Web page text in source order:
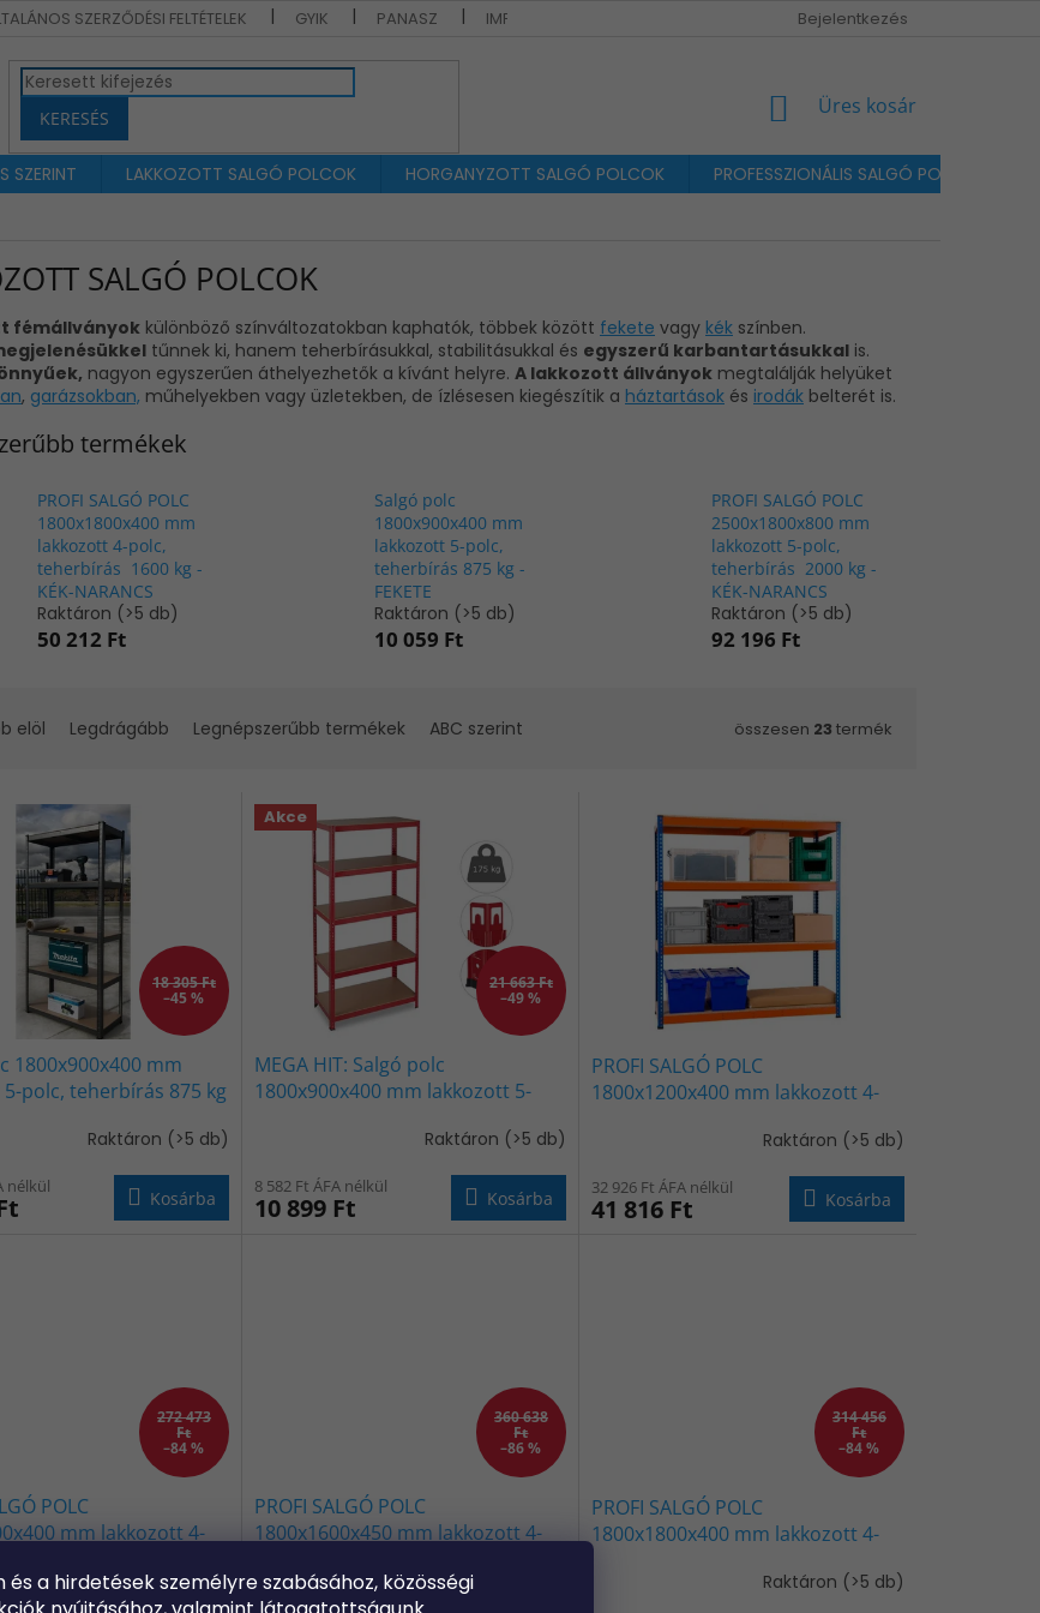
és a hirdetésekszemélyre szabásához, közösségi
SZERZŐDÉSI FELTÉTELEK GYIK PANASZ IMPRESSZUM / KAPCSOLAT Bejelentkezés
KERESÉS
KOSÁR
Üres kosár
SZERINT LAKKOZOTT SALGÓ POLCOK HORGANYZOTT SALGÓ POLCOK
PROFESSZIONÁLIS SALGÓ POLCOK
SALGÓ POLCOK
fémállványok különböző színváltozatokban kaphatók, többek között fekete vagy kék színben.
tűnnek ki, hanem teherbírásukkal, stabilitásukkal és egyszerű karbantartásukkal is.
nagyon egyszerűen áthelyezhetők a kívánt helyre. A lakkozott állványok megtalálják helyüket
, garázsokban, műhelyekben vagy üzletekben, de ízlésesen kiegészítik a háztartások és irodák belterét is.
termékek
PROFI SALGÓ POLC
1800x1800x400 mm
lakkozott 4-polc,
teherbírás 1600 kg -
KÉK-NARANCS
Raktáron (>5 db)
50 212 Ft
Salgó polc
1800x900x400 mm
lakkozott 5-polc,
teherbírás 875 kg -
FEKETE
Raktáron (>5 db)
10 059 Ft
PROFI SALGÓ POLC
2500x1800x800 mm
lakkozott 5-polc,
teherbírás 2000 kg -
KÉK-NARANCS
Raktáron (>5 db)
92 196 Ft
elöl Legdrágább Legnépszerűbb termékek ABC szerint összesen 23 termék
18 305 Ft
–45 %
1800x900x400 mm
polc, teherbírás 875 kg
Raktáron (>5 db)
nélkül
Kosárba
Akce
21 663 Ft
–49 %
MEGA HIT: Salgó polc
1800x900x400 mm lakkozott 5-
Raktáron (>5 db)
8 582 Ft ÁFA nélkül
10 899 Ft Kosárba
PROFI SALGÓ POLC
1800x1200x400 mm lakkozott 4-
Raktáron (>5 db)
32 926 Ft ÁFA nélkül
41 816 Ft Kosárba
272 473
Ft
–84 %
POLC
mm lakkozott 4-
Raktáron(>5 db)
360 638
Ft
–86 %
PROFI SALGÓ POLC
1800x1600x450 mm lakkozott 4-
NARANCS
Raktáron
314 456
Ft
–84 %
PROFI SALGÓ POLC
1800x1800x400 mm lakkozott 4-
Raktáron (>5 db)